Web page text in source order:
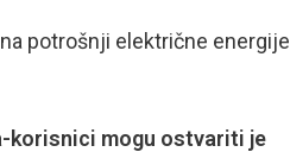
potrošnji električne energije
korisnici mogu ostvariti je